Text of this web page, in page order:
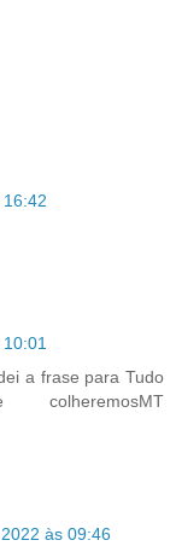
a frase para Tudo
colheremosMT
às 09:46